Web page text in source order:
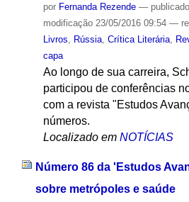
por Fernanda Rezende — publicado
modificação23/05/2016 09:54 —
Livros
Rússia, Crítica Literária,
capa
Ao longo de sua carreira,
participou de conferências
com a revista "Estudos
números.
Localizado em NOTÍCIAS
Número 86 da 'Estudos
sobre metrópoles e saúde